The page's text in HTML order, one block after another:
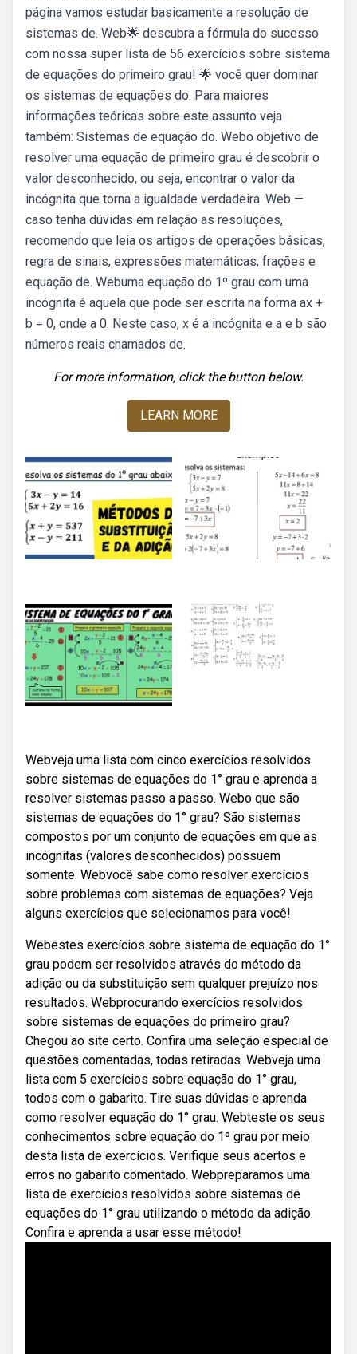
página vamos estudar basicamente a resolução de
sistemas de. Web🌟 descubra a fórmula do sucesso
com nossa super lista de 56 exercícios sobre sistema
de equações do primeiro grau! 🌟 você quer dominar
os sistemas de equações do. Para maiores
informações teóricas sobre este assunto veja
também: Sistemas de equação do. Webo objetivo de
resolver uma equação de primeiro grau é descobrir o
valor desconhecido, ou seja, encontrar o valor da
incógnita que torna a igualdade verdadeira. Web —
caso tenha dúvidas em relação as resoluções,
recomendo que leia os artigos de operações básicas,
regra de sinais, expressões matemáticas, frações e
equação de. Webuma equação do 1º grau com uma
incógnita é aquela que pode ser escrita na forma ax +
b = 0, onde a 0. Neste caso, x é a incógnita e a e b são
números reais chamados de.
For more information, click the button below.
LEARN MORE
Webveja uma lista com cinco exercícios resolvidos
sobre sistemas de equações do 1° grau e aprenda a
resolver sistemas passo a passo. Webo que são
sistemas de equações do 1° grau? São sistemas
compostos por um conjunto de equações em que as
incógnitas (valores desconhecidos) possuem
somente. Webvocê sabe como resolver exercícios
sobre problemas com sistemas de equações? Veja
alguns exercícios que selecionamos para você!
Webestes exercícios sobre sistema de equação do 1°
grau podem ser resolvidos através do método da
adição ou da substituição sem qualquer prejuízo nos
resultados. Webprocurando exercícios resolvidos
sobre sistemas de equações do primeiro grau?
Chegou ao site certo. Confira uma seleção especial de
questões comentadas, todas retiradas. Webveja uma
lista com 5 exercícios sobre equação do 1° grau,
todos com o gabarito. Tire suas dúvidas e aprenda
como resolver equação do 1° grau. Webteste os seus
conhecimentos sobre equação do 1º grau por meio
desta lista de exercícios. Verifique seus acertos e
erros no gabarito comentado. Webpreparamos uma
lista de exercícios resolvidos sobre sistemas de
equações do 1° grau utilizando o método da adição.
Confira e aprenda a usar esse método!